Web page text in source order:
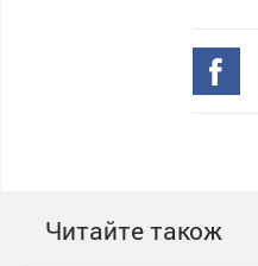
Читайте також